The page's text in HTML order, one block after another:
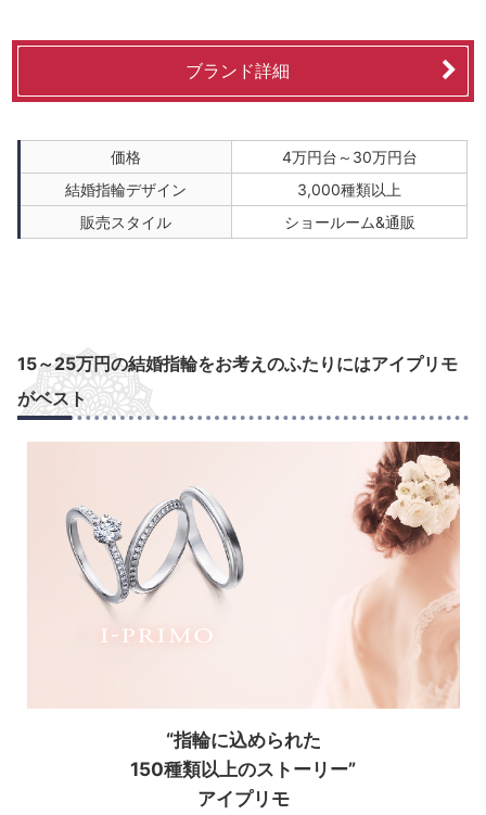
ブランド詳細
価格
4万円台～30万円台
結婚指輪デザイン
3,000種類以上
販売スタイル
ショールーム&通販
15～25万円の結婚指輪をお考えのふたりにはアイプリモ
がベスト
“指輪に込められた
150種類以上のストーリー”
アイプリモ